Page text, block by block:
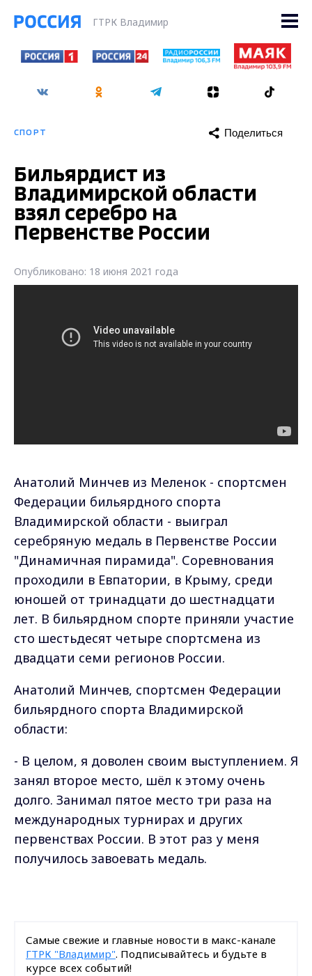
ГТРК Владимир
СПОРТ Поделиться
Бильярдист из
Владимирской области
взял серебро на
Первенстве России
Опубликовано: 18 июня 2021 года
Анатолий Минчев из Меленок - спортсмен
Федерации бильярдного спорта
Владимирской области - выиграл
серебряную медаль в Первенстве России
"Динамичная пирамида". Соревнования
проходили в Евпатории, в Крыму, среди
юношей от тринадцати до шестнадцати
лет. В бильярдном спорте приняли участие
сто шестьдесят четыре спортсмена из
двадцати семи регионов России.
Анатолий Минчев, спортсмен Федерации
бильярдного спорта Владимирской
области:
- В целом, я доволен своим выступлением. Я
занял второе место, шёл к этому очень
долго. Занимал пятое место три раза на
международных турнирах и других
первенствах России. В этот раз у меня
получилось завоевать медаль.
Самые свежие и главные новости в макс-канале
ГТРК "Владимир". Подписывайтесь и будьте в
курсе всех событий!